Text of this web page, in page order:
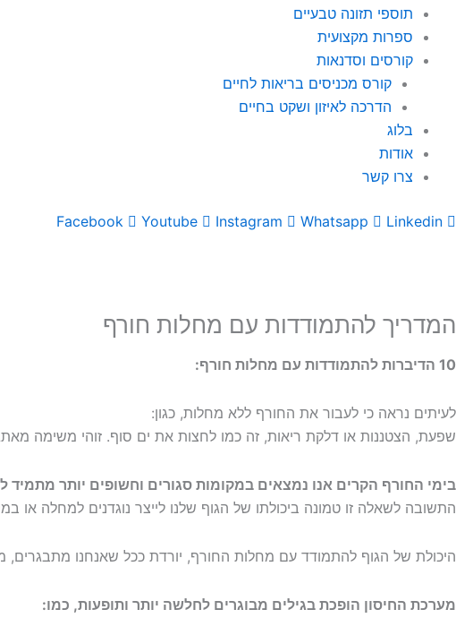
תוספי תזונה טבעיים
ספרות מקצועית
קורסים וסדנאות
קורס מכניסים בריאות לחיים
הדרכה לאיזון ושקט בחיים
בלוג
אודות
צרו קשר
Facebook Youtube Instagram Whatsapp Linkedin
המדריך להתמודדות עם מחלות חורף
10 הדיברות להתמודדות עם מחלות חורף:
לעיתים נראה כי לעבור את החורף ללא מחלות, כגון:
שפעת, הצטננות או דלקת ריאות, זה כמו לחצות את ים סוף. זוהי משימה
בימי החורף הקרים אנו נמצאים במקומות סגורים וחשופים יותר
התשובה לשאלה זו טמונה ביכולתו של הגוף שלנו לייצר נוגדנים למחלה או
היכולת של הגוף להתמודד עם מחלות החורף, יורדת ככל שאנחנו
מערכת החיסון הופכת בגילים מבוגרים לחלשה יותר ותופעות, כמו:
עם
מחלות